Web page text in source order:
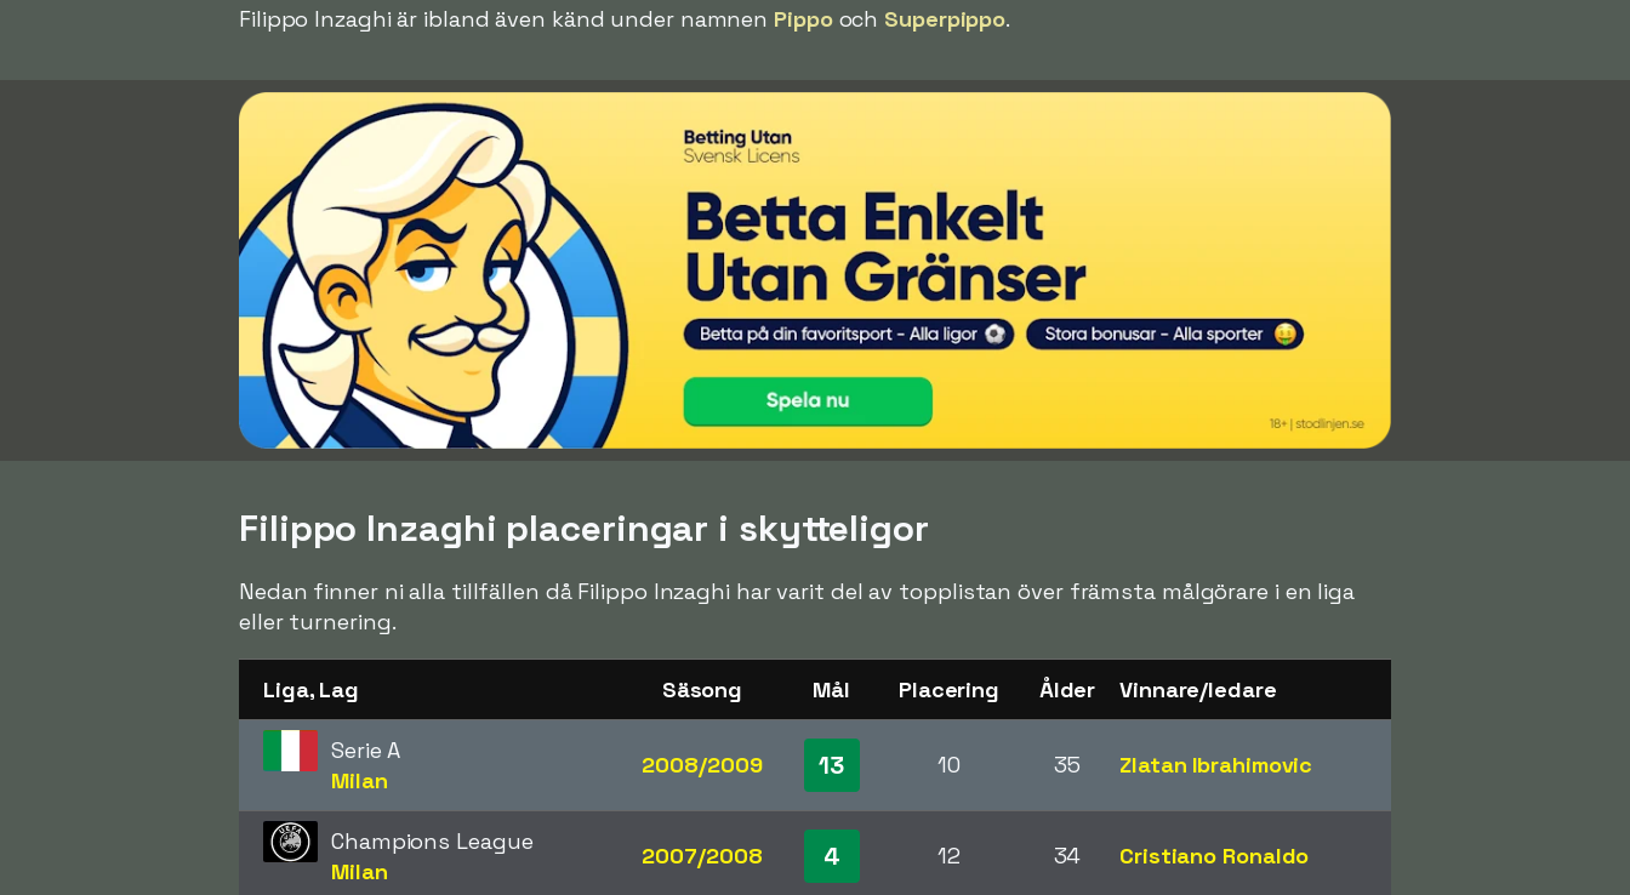
Filippo Inzaghi är ibland även känd under namnen Pippooch Superpippo.
Filippo Inzaghi placeringar i skytteligor
Nedan finner ni alla tillfällen då Filippo Inzaghi har varit del av topplistan över främsta målgörare i en liga
eller turnering.
Liga, Lag Säsong Mål Placering Ålder Vinnare/ledare
Serie A
Milan
2008/2009 13 10 35 Zlatan Ibrahimovic
Champions League
Milan
2007/2008 4 12 34 Cristiano Ronaldo